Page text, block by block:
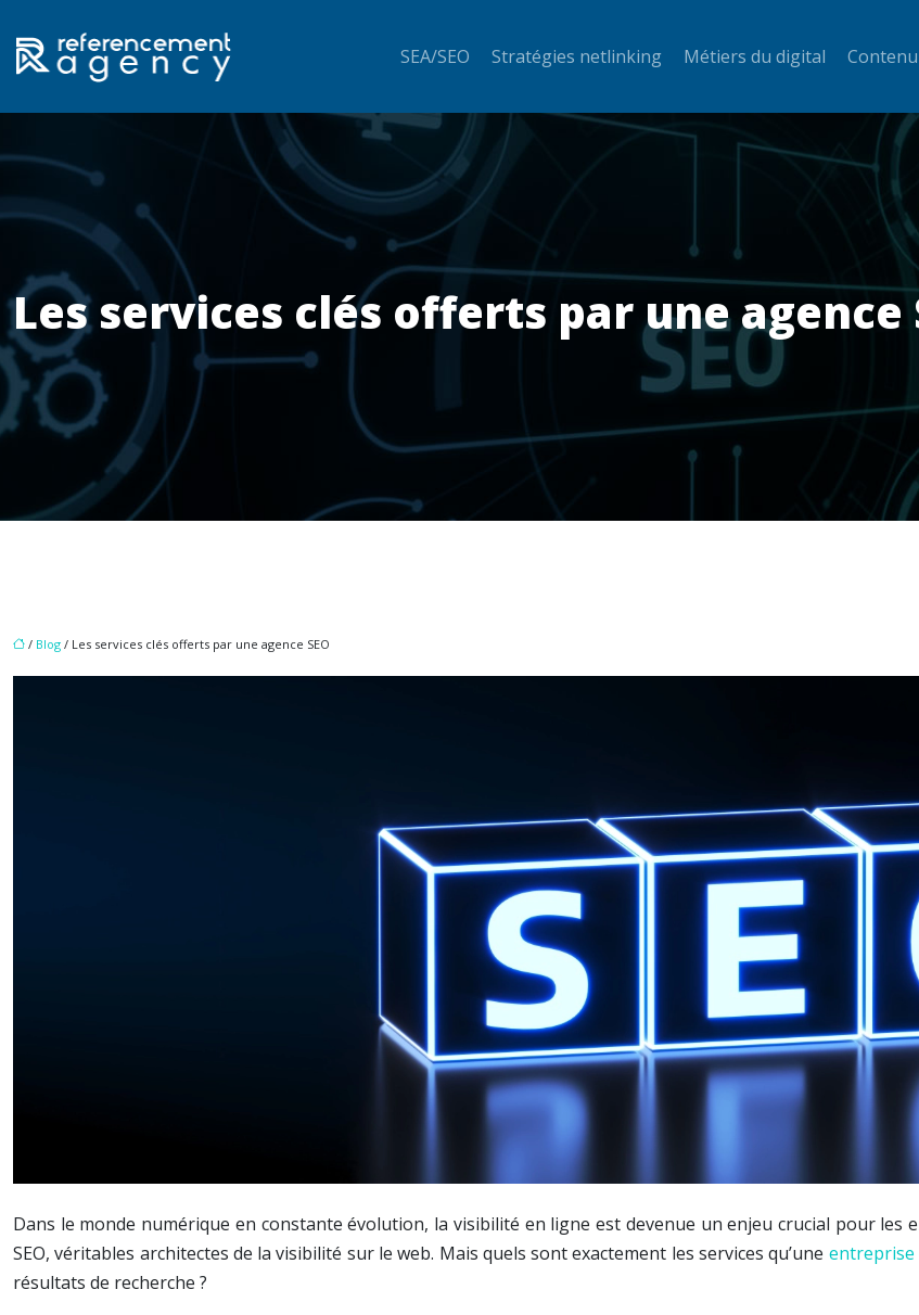
SEA/SEO Stratégies netlinking Métiers du digital
Les services clés offerts par une agence
/ Blog / Les services clés offerts par une agence SEO
Dans le monde numérique en constante évolution, la visibilité en ligne est devenue un enjeu crucial pour les
SEO, véritables architectes de la visibilité sur le web. Mais quels sont exactement les services qu’une entreprise
résultats de recherche ?